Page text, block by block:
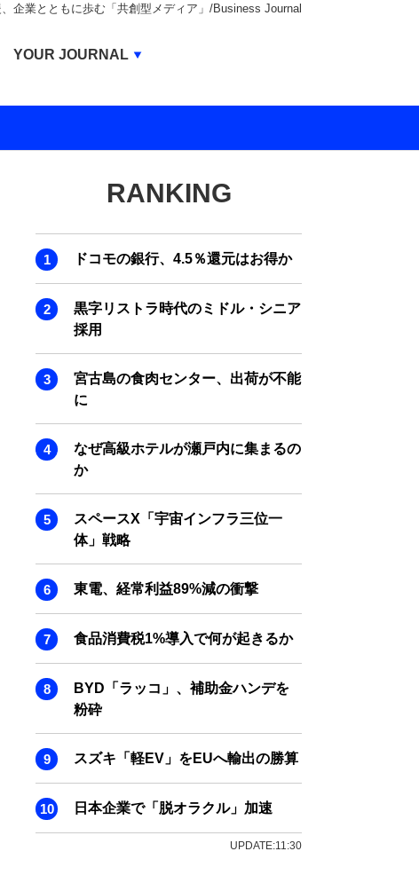
企業とともに歩む「共創型メディア」/Business Journal
RANKING
ドコモの銀行、4.5％還元はお得か
黒字リストラ時代のミドル・シニア
採用
宮古島の食肉センター、出荷が不能
に
なぜ高級ホテルが瀬戸内に集まるの
か
スペースX「宇宙インフラ三位一
体」戦略
東電、経常利益89%減の衝撃
食品消費税1%導入で何が起きるか
BYD「ラッコ」、補助金ハンデを
粉砕
スズキ「軽EV」をEUへ輸出の勝算
日本企業で「脱オラクル」加速
UPDATE:11:30
YOUR JOURNAL
BUSINESS JOURNAL
IVS JOURNAL
ENERGY MANAGEMENT JOURNAL
INBOUND JOURNAL
LIFE ENDING JOURNAL
AI JOURNAL
REAL ESTATE BROKERAGE JOURNAL
SMART MARKETING JOURNAL
ADOPTABLE DOG JOURNAL